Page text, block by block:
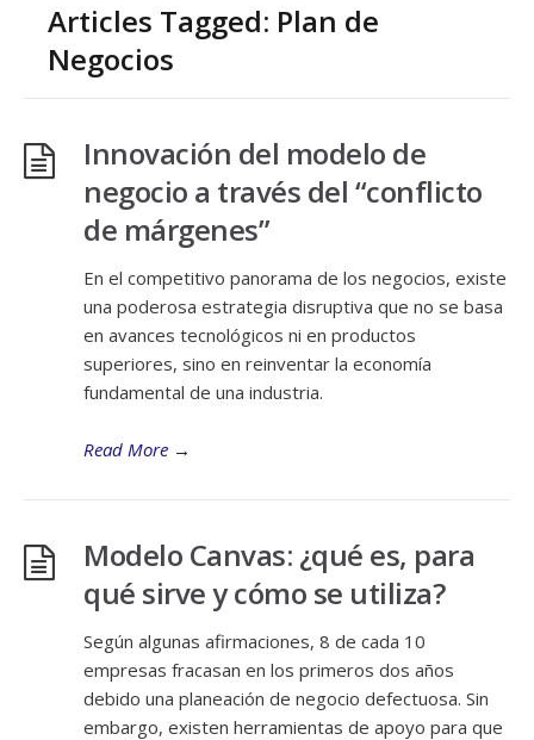
Articles Tagged: Plan de
Negocios
Innovación del modelo de
negocio a través del “conflicto
de márgenes”
En el competitivo panorama de los negocios, existe
una poderosa estrategia disruptiva que no se basa
en avances tecnológicos ni en productos
superiores, sino en reinventar la economía
fundamental de una industria.
Read More →
Modelo Canvas: ¿qué es, para
qué sirve y cómo se utiliza?
Según algunas afirmaciones, 8 de cada 10
empresas fracasan en los primeros dos años
debido una planeación de negocio defectuosa. Sin
embargo, existen herramientas de apoyo para que